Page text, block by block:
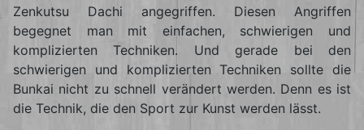
Zenkutsu Dachi angegriffen. Diesen Angriffen
begegnet man mit einfachen, schwierigen und
komplizierten Techniken. Und gerade bei den
schwierigen und komplizierten Techniken sollte die
Bunkai nicht zu schnell verändert werden. Denn es ist
die Technik, die den Sport zur Kunst werden lässt.